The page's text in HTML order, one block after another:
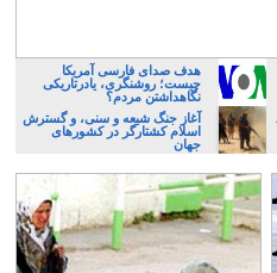
هدف صدای فارسی آمریکا
چیست؛ روشنگری، یادرتاریکی
نگاهداشتن مردم؟
۸
آغاز جنگ شیعه و سنی، و گسترش
اسلام کشتارگر در کشورهای
جهان